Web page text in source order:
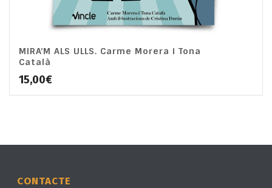
MIRA’M ALS ULLS. Carme Morera i Tona
Català
15,00€
CONTACTE